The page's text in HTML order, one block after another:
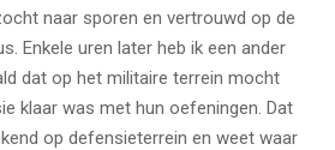
naar sporen en vertrouwd op de
Enkele uren later heb ik een ander
dat op het militaire terrein mocht
klaar was met hun oefeningen. Dat
op defensieterrein en weet waar